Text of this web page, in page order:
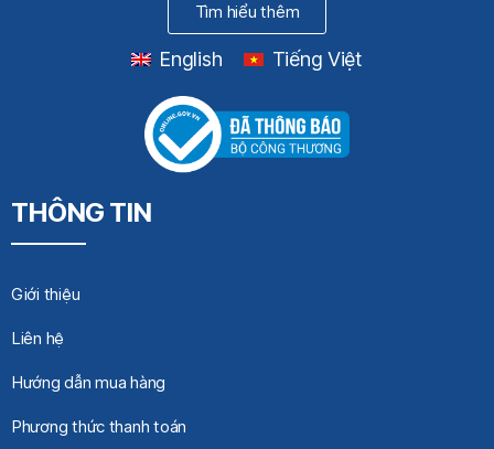
Tìm hiểu thêm
English Tiếng Việt
THÔNG TIN
Giới thiệu
Liên hệ
Hướng dẫn mua hàng
Phương thức thanh toán